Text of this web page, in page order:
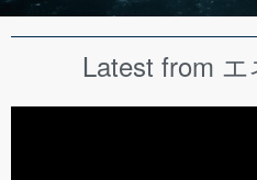
Latest from